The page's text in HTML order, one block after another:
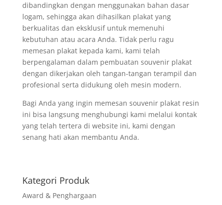
dibandingkan dengan menggunakan bahan dasar
logam, sehingga akan dihasilkan plakat yang
berkualitas dan eksklusif untuk memenuhi
kebutuhan atau acara Anda. Tidak perlu ragu
memesan plakat kepada kami, kami telah
berpengalaman dalam pembuatan souvenir plakat
dengan dikerjakan oleh tangan-tangan terampil dan
profesional serta didukung oleh mesin modern.
Bagi Anda yang ingin memesan souvenir plakat resin
ini bisa langsung menghubungi kami melalui kontak
yang telah tertera di website ini, kami dengan
senang hati akan membantu Anda.
Kategori Produk
Award & Penghargaan